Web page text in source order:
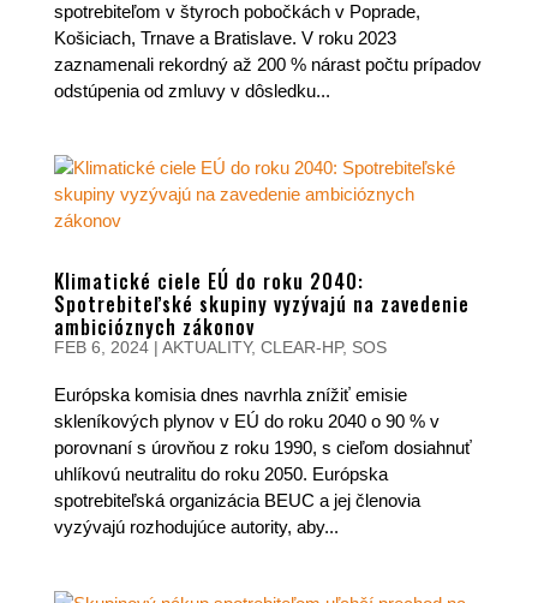
spotrebiteľom v štyroch pobočkách v Poprade,
Košiciach, Trnave a Bratislave. V roku 2023
zaznamenali rekordný až 200 % nárast počtu prípadov
odstúpenia od zmluvy v dôsledku...
Klimatické ciele EÚ do roku 2040:
Spotrebiteľské skupiny vyzývajú na zavedenie
ambicióznych zákonov
FEB 6, 2024| AKTUALITY, CLEAR-HP, SOS
Európska komisia dnes navrhla znížiť emisie
skleníkových plynov v EÚ do roku 2040 o 90 % v
porovnaní s úrovňou z roku 1990, s cieľom dosiahnuť
uhlíkovú neutralitu do roku 2050. Európska
spotrebiteľská organizácia BEUC a jej členovia
vyzývajú rozhodujúce autority, aby...